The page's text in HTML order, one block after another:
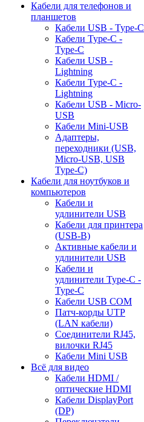
Кабели для телефонов и
планшетов
Кабели USB - Type-C
Кабели Type-C -
Type-C
Кабели USB -
Lightning
Кабели Type-C -
Lightning
Кабели USB - Micro-
USB
Кабели Mini-USB
Адаптеры,
переходники (USB,
Micro-USB, USB
Type-C)
Кабели для ноутбуков и
компьютеров
Кабели и
удлинители USB
Кабели для принтера
(USB-B)
Активные кабели и
удлинители USB
Кабели и
удлинители Type-C -
Type-C
Кабели USB COM
Патч-корды UTP
(LAN кабели)
Соединители RJ45,
вилочки RJ45
Кабели Mini USB
Всё для видео
Кабели HDMI /
оптические HDMI
Кабели DisplayPort
(DP)